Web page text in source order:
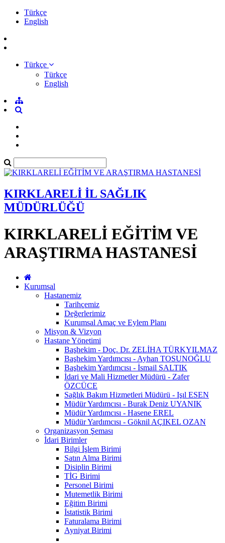
Türkçe
English
Türkçe
Türkçe
English
KIRKLARELİ İL SAĞLIK
MÜDÜRLÜĞÜ
KIRKLARELİ EĞİTİM VE
ARAŞTIRMA HASTANESİ
Kurumsal
Hastanemiz
Tarihçemiz
Değerlerimiz
Kurumsal Amaç ve Eylem Planı
Misyon & Vizyon
Hastane Yönetimi
Başhekim - Doç. Dr. ZELİHA TÜRKYILMAZ
Başhekim Yardımcısı - Ayhan TOSUNOĞLU
Başhekim Yardımcısı - İsmail SALTIK
İdari ve Mali Hizmetler Müdürü - Zafer
ÖZCÜCE
Sağlık Bakım Hizmetleri Müdürü - Işıl ESEN
Müdür Yardımcısı - Burak Deniz UYANIK
Müdür Yardımcısı - Hasene EREL
Müdür Yardımcısı - Göknil AÇIKEL OZAN
Organizasyon Şeması
İdari Birimler
Bilgi İşlem Birimi
Satın Alma Birimi
Disiplin Birimi
TİG Birimi
Personel Birimi
Mutemetlik Birimi
Eğitim Birimi
İstatistik Birimi
Faturalama Birimi
Ayniyat Birimi